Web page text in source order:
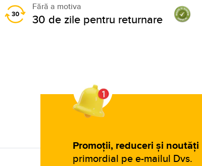
Fără a motiva
30 de zile pentru returnare
Promoții, reduceri și noutăți
primordial pe e-mailul Dvs.